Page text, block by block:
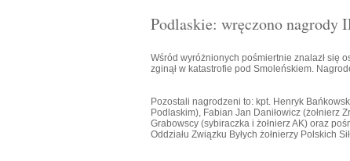
Podlaskie: wręczono nagrody
Wśród wyróżnionych pośmiertnie znalazł się
zginął w katastrofie pod Smoleńskiem.
Pozostali nagrodzeni to: kpt. Henryk
Podlaskim), Fabian Jan Daniłowicz (żołnierz
Grabowscy (sybiraczka i żołnierz AK) oraz
Oddziału Związku Byłych żołnierzy Polskich